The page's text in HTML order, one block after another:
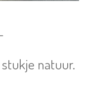
natuur.